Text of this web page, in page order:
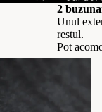
2
Unul
restul.
Pot